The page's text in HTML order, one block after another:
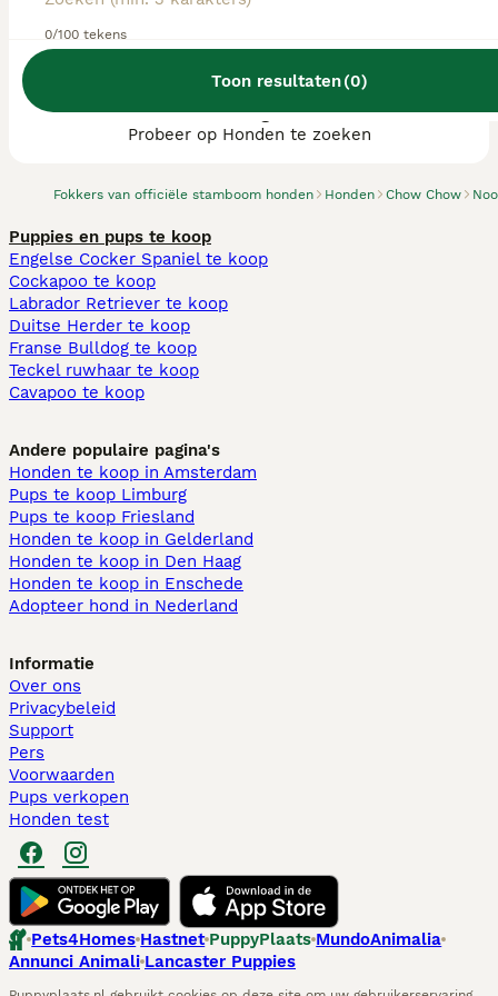
0/100 tekens
Toon resultaten(0)
Fokkers van officiële stamboom honden Honden Chow Chow
We hebben 0 Chow Chow fokkers,
Amsterdam gevonden.
Probeer op Honden te zoeken
Puppies en pups te koop
Engelse Cocker Spaniel te koop
Cockapoo te koop
Labrador Retriever te koop
Duitse Herder te koop
Franse Bulldog te koop
Teckel ruwhaar te koop
Cavapoo te koop
Andere populaire pagina's
Honden te koop in Amsterdam
Pups te koop Limburg​
Pups te koop Friesland​
Honden te koop in Gelderland
Honden te koop in Den Haag
Honden te koop in Enschede
Adopteer hond in Nederland
Informatie
Over ons
Privacybeleid
Support
Pers
Voorwaarden
Pups verkopen
Honden test
Pets4Homes Hastnet PuppyPlaats MundoAnimalia
Annunci Animali Lancaster Puppies